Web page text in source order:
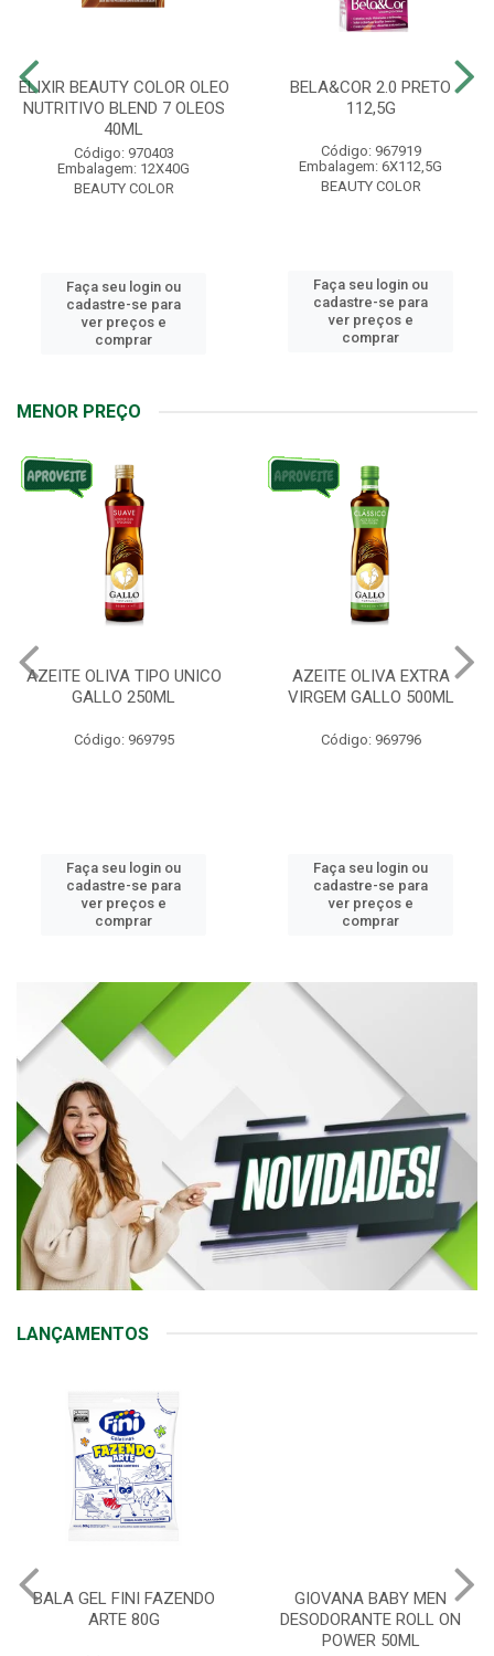
ELIXIR BEAUTY COLOR OLEO
NUTRITIVO BLEND 7 OLEOS
40ML
Código: 970403
Embalagem: 12X40G
BEAUTY COLOR
Faça seu login ou
cadastre-se para
ver preços e
comprar
BELA&COR 2.0 PRETO
112,5G
Código: 967919
Embalagem: 6X112,5G
BEAUTY COLOR
Faça seu login ou
cadastre-se para
ver preços e
comprar
MENOR PREÇO
AZEITE OLIVA TIPO UNICO
GALLO 250ML
Código: 969795
Faça seu login ou
cadastre-se para
ver preços e
comprar
AZEITE OLIVA EXTRA
VIRGEM GALLO 500ML
Código: 969796
Faça seu login ou
cadastre-se para
ver preços e
comprar
LANÇAMENTOS
BALA GEL FINI FAZENDO
ARTE 80G
GIOVANA BABY MEN
DESODORANTE ROLL ON
POWER 50ML